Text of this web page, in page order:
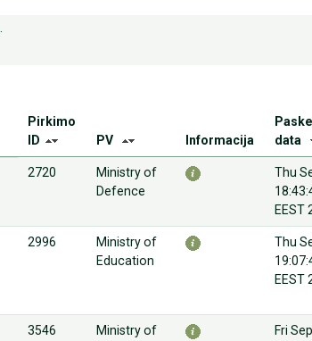
Pirkimo
ID
PV Informacija
data
2720
Ministry of
Defence
Thu
EEST
2996
Ministry of
Education
Thu
EEST
3546
Ministry of
Fri